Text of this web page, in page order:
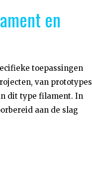
en
toepassingen
van prototypes
dit type filament. In
aan de slag